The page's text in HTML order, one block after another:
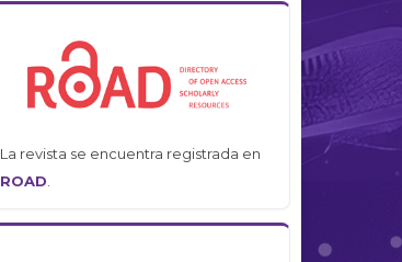
La revista se encuentra registrada en
ROAD.